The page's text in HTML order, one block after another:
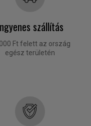
szállítás
Ft felett az ország
egész területén